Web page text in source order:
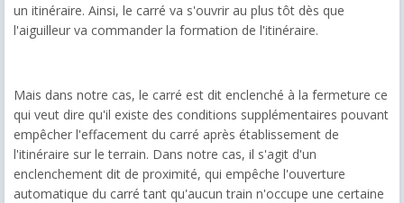
un itinéraire. Ainsi, le carré va s'ouvrir au plus tôt dès que
l'aiguilleur va commander la formation de l'itinéraire.
Mais dans notre cas, le carré est dit enclenché à la fermeture ce
qui veut dire qu'il existe des conditions supplémentaires pouvant
empêcher l'effacement du carré après établissement de
l'itinéraire sur le terrain. Dans notre cas, il s'agit d'un
enclenchement dit de proximité, qui empêche l'ouverture
automatique du carré tant qu'aucun train n'occupe une certaine